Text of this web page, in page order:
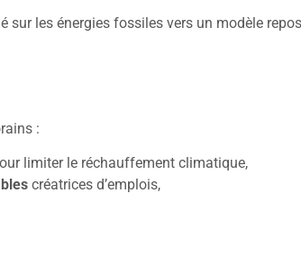
sur les énergies fossiles vers un modèle
:
limiter le réchauffement climatique,
créatrices d’emplois,